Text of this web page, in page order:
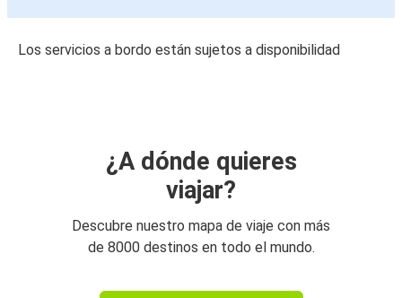
Los servicios a bordo están sujetos a disponibilidad
¿A dónde quieres
viajar?
Descubre nuestro mapa de viaje con más
de 8000 destinos en todo el mundo.